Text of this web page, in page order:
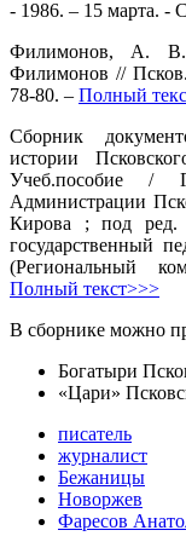
- 1986. – 15 марта. -
Филимонов, А.
Филимонов //
78-80. – Полный
Сборник
истории
Учеб.пособие /
Администрации
Кирова ; под
государственный
(Региональный
Полный текст>>>
В сборнике можно
Богатыри
«Цари»
писатель
журналист
Бежаницы
Новоржев
Фаресов